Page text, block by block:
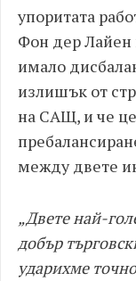
упоритата
Фон дер Лайен
имало
излишък от
на САЩ, и че
между двете
„Двете най-
добър
ударихме